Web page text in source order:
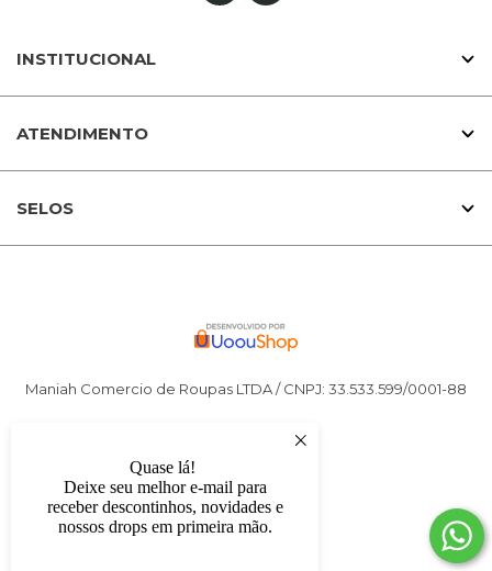
INSTITUCIONAL
ATENDIMENTO
SELOS
Maniah Comercio de Roupas LTDA / CNPJ: 33.533.599/0001-88